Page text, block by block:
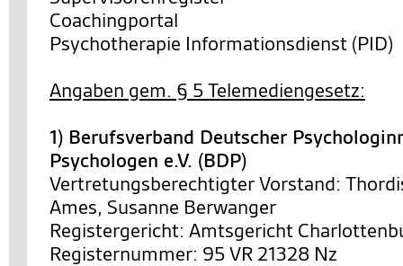
Coachingportal
Psychotherapie Informationsdienst (PID)
Angaben gem. § 5 Telemediengesetz:
1) Berufsverband Deutscher
Psychologen e.V. (BDP)
Vertretungsberechtigter Vorstand:
Ames, Susanne Berwanger
Registergericht: Amtsgericht
Registernummer: 95 VR 21328 Nz